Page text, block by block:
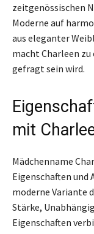
zeitgenössischen
Moderne auf
aus eleganter
macht Charleen zu
gefragt sein wird.
mit
Mädchenname
Eigenschaften und
moderne Variante
Stärke,
Eigenschaften